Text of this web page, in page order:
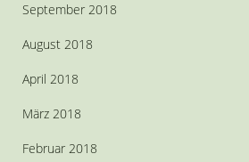
September 2018
August 2018
April 2018
März 2018
Februar 2018